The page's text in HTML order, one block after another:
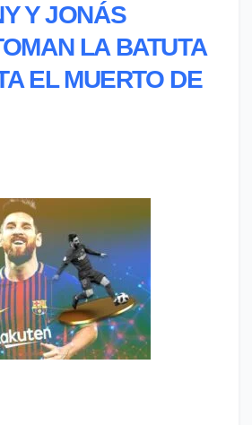
Y JONÁS
LA BATUTA
EL MUERTO DE